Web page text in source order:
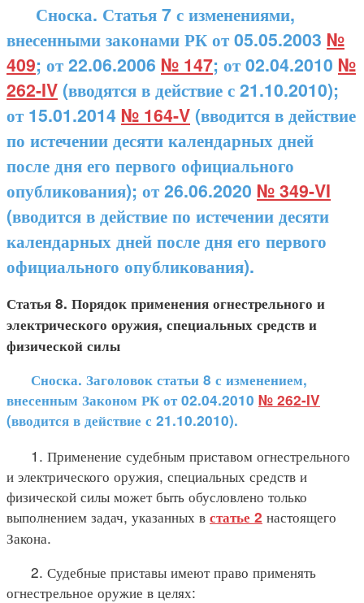
Сноска. Статья 7 с изменениями,
внесенными законами РК от 05.05.2003 №
409; от 22.06.2006 № 147; от 02.04.2010 №
262-IV (вводятся в действие с 21.10.2010);
от 15.01.2014 № 164-V (вводится в действие
по истечении десяти календарных дней
после дня его первого официального
опубликования); от 26.06.2020 № 349-VI
(вводится в действие по истечении десяти
календарных дней после дня его первого
официального опубликования).
Статья 8. Порядок применения огнестрельного и
электрического оружия, специальных средств и
физической силы
Сноска. Заголовок статьи 8 с изменением,
внесенным Законом РК от 02.04.2010 № 262-IV
(вводится в действие с 21.10.2010).
1. Применение судебным приставом огнестрельного
и электрического оружия, специальных средств и
физической силы может быть обусловлено только
выполнением задач, указанных в статье 2 настоящего
Закона.
2. Судебные приставы имеют право применять
огнестрельное оружие в целях: